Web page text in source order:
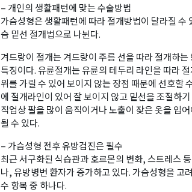
– 개인의 생활패턴에 맞는 수술방법
가슴성형은 생활패턴에 따라 절개방법이 달라질
슴 밑선 절개법으로 나뉜다.
겨드랑이 절개는 겨드랑이 주름 선을 따라 절개하
특징이다. 유륜절개는 유륜의 테두리 라인을 따라
위를 가릴 수 있어 보이지 않는 장점 때문에 선호할
에 절개라인이 있어 잘 보이지 않고 밑선을 조절하
직업상 팔을 많이 움직이거나 노출이 잦은 옷을 입
될 수 있다.
– 가슴성형 전후 유방검진은 필수
최근 서구화된 식습관과 호르몬의 변화, 스트레스
나, 유방병변 환자가 증가하고 있다. 가슴성형을 고
수 항목 중 하나다.